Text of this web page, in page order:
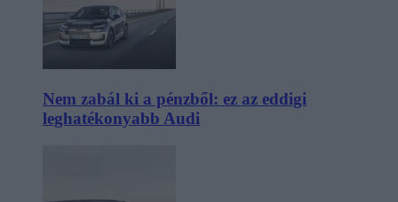
Nem zabál ki a pénzből: ez az eddigi
leghatékonyabb Audi